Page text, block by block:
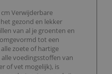
Verwijderbare
gezond en lekker
van al je groenten en
tot een
zoete of hartige
voedingsstoffen van
of vet mogelijk), is